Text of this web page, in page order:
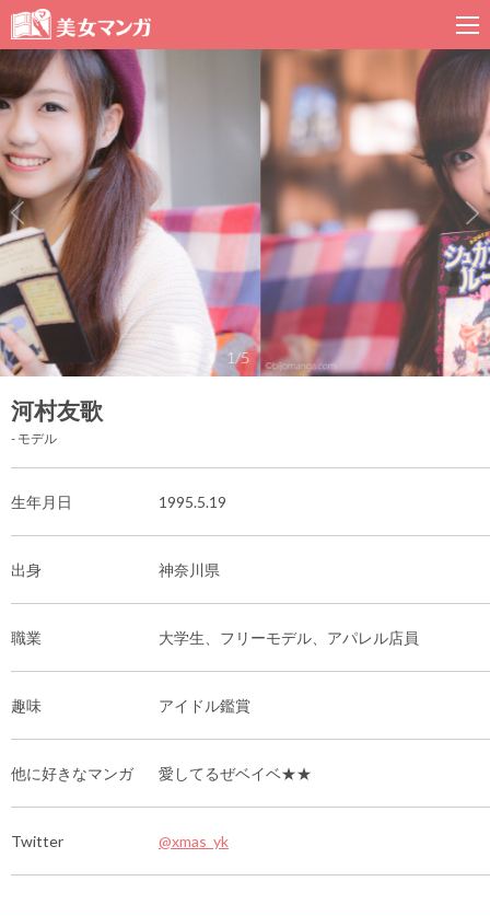
1/5
河村友歌
- モデル
生年月日 1995.5.19
出身 神奈川県
職業 大学生、フリーモデル、アパレル店員
趣味 アイドル鑑賞
他に好きなマンガ 愛してるぜベイベ★★
Twitter @xmas_yk